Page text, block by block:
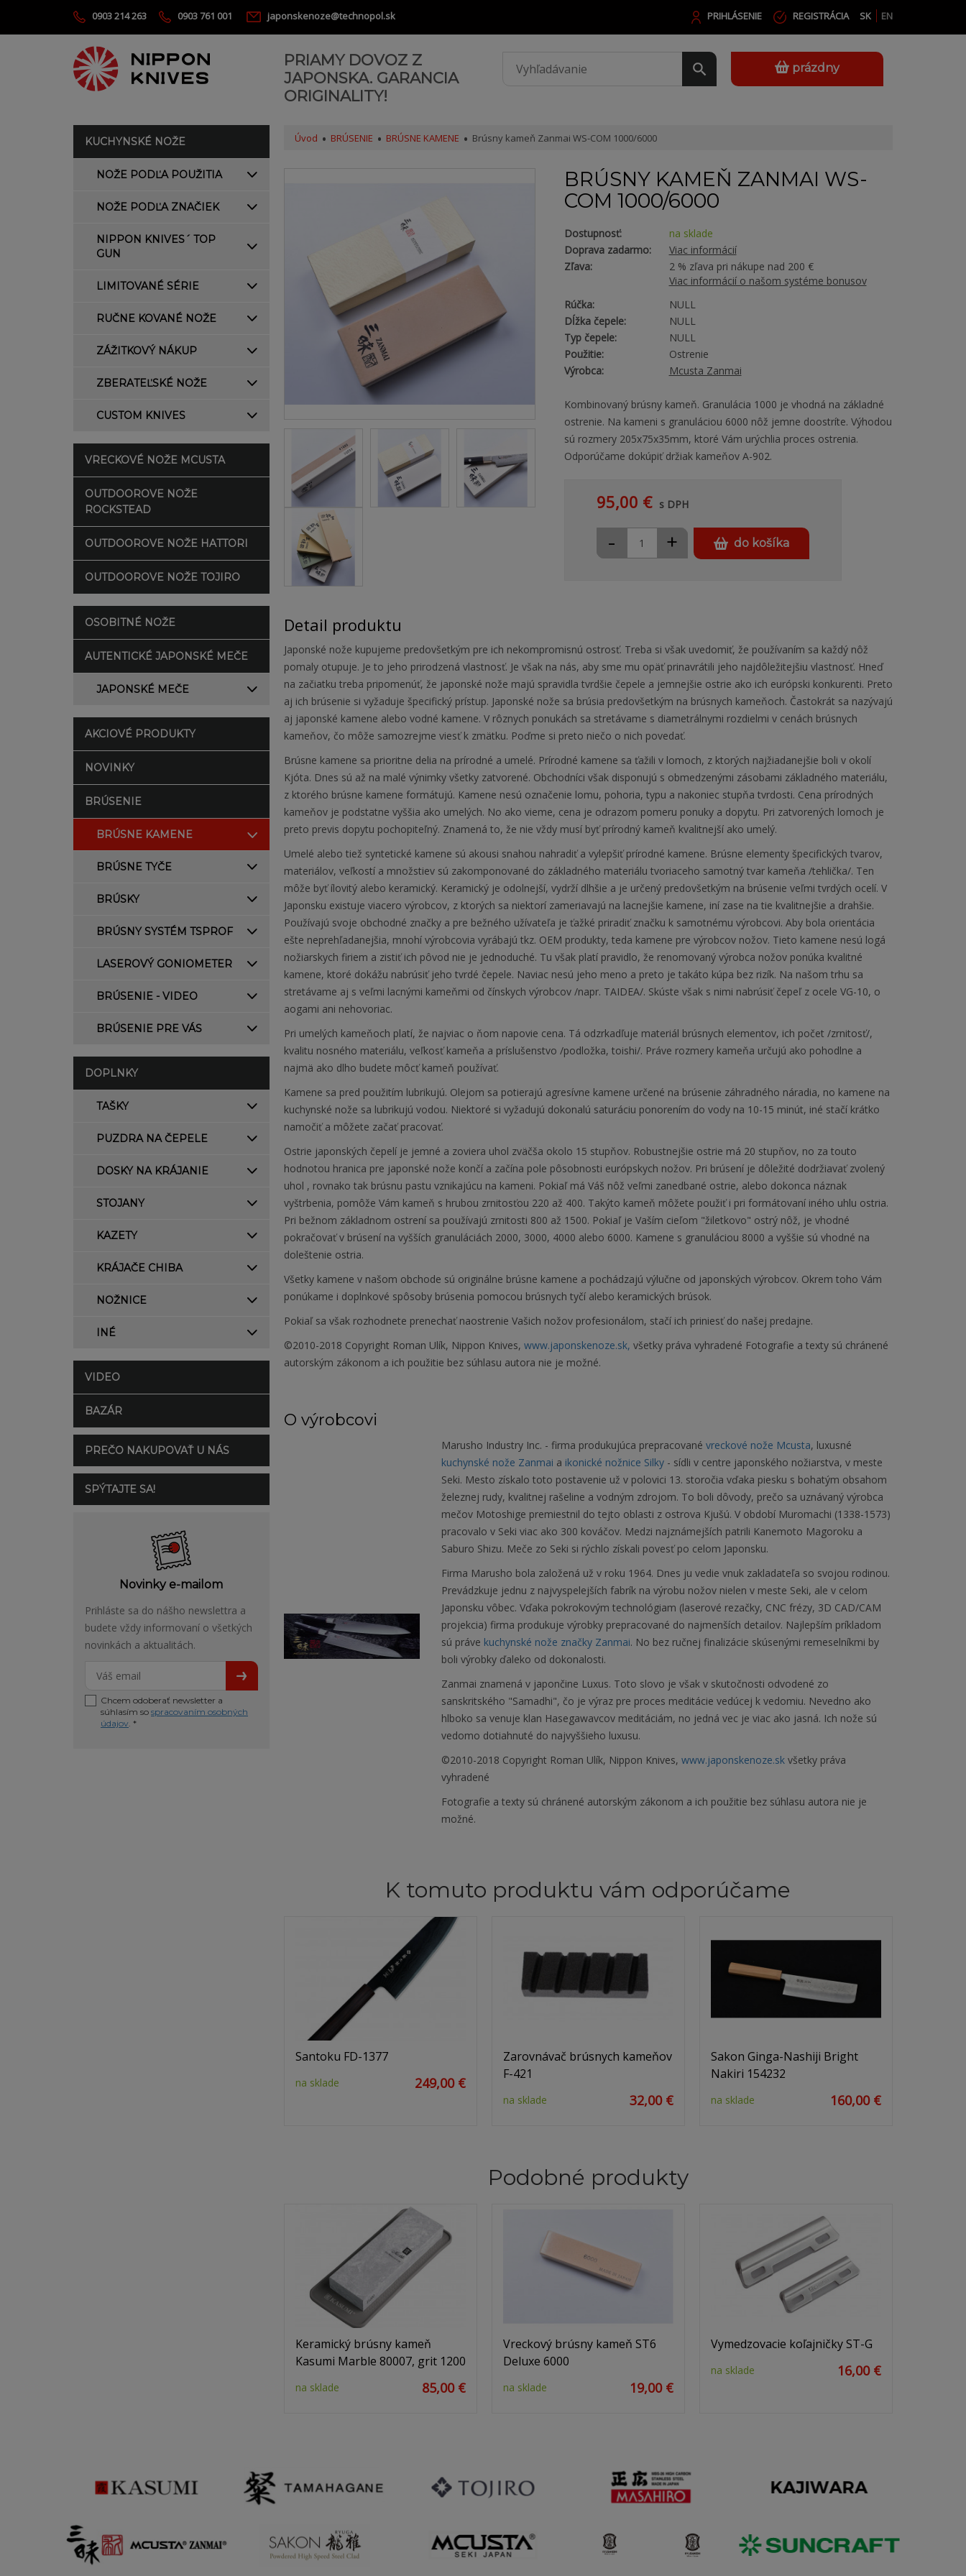
0903 214 263 0903 761 001 japonskenoze@technopol.sk SK EN
PRIHLÁSENIE REGISTRÁCIA
PRIAMY DOVOZ Z
JAPONSKA. GARANCIA
ORIGINALITY!
prázdny
KUCHYNSKÉ NOŽE
NOŽE PODĽA POUŽITIA
NOŽE PODĽA ZNAČIEK
NIPPON KNIVES´ TOP
GUN
LIMITOVANÉ SÉRIE
RUČNE KOVANÉ NOŽE
ZÁŽITKOVÝ NÁKUP
ZBERATEĽSKÉ NOŽE
CUSTOM KNIVES
VRECKOVÉ NOŽE MCUSTA
OUTDOOROVE NOŽE
ROCKSTEAD
OUTDOOROVE NOŽE HATTORI
OUTDOOROVE NOŽE TOJIRO
OSOBITNÉ NOŽE
AUTENTICKÉ JAPONSKÉ MEČE
JAPONSKÉ MEČE
AKCIOVÉ PRODUKTY
NOVINKY
BRÚSENIE
BRÚSNE KAMENE
BRÚSNE TYČE
BRÚSKY
BRÚSNY SYSTÉM TSPROF
LASEROVÝ GONIOMETER
BRÚSENIE - VIDEO
BRÚSENIE PRE VÁS
DOPLNKY
TAŠKY
PUZDRA NA ČEPELE
DOSKY NA KRÁJANIE
STOJANY
KAZETY
KRÁJAČE CHIBA
NOŽNICE
INÉ
VIDEO
BAZÁR
PREČO NAKUPOVAŤ U NÁS
SPÝTAJTE SA!
Novinky e-mailom
Prihláste sa do nášho newslettra a
budete vždy informovaní o všetkých
novinkách a aktualitách.
Chcem odoberať newsletter a
súhlasím so spracovaním osobných
údajov. *
Úvod BRÚSENIE BRÚSNE KAMENE Brúsny kameň Zanmai WS-COM 1000/6000
BRÚSNY KAMEŇ ZANMAI WS-
COM 1000/6000
Dostupnosť:
na sklade
Doprava zadarmo:
Viac informácií
Zľava:
2 % zľava pri nákupe nad 200 €
Viac informácií o našom systéme bonusov
Rúčka:
NULL
Dĺžka čepele:
NULL
Typ čepele:
NULL
Použitie:
Ostrenie
Výrobca:
Mcusta Zanmai
Kombinovaný brúsny kameň. Granulácia 1000 je vhodná na základné
ostrenie. Na kameni s granuláciou 6000 nôž jemne doostríte. Výhodou
sú rozmery 205x75x35mm, ktoré Vám urýchlia proces ostrenia.
Odporúčame dokúpiť držiak kameňov A-902.
95,00 € s DPH
+
- do košíka
Detail produktu
Japonské nože kupujeme predovšetkým pre ich nekompromisnú ostrosť. Treba si však uvedomiť, že používaním sa každý nôž
pomaly otupuje. Je to jeho prirodzená vlastnosť. Je však na nás, aby sme mu opäť prinavrátili jeho najdôležitejšiu vlastnosť. Hneď
na začiatku treba pripomenúť, že japonské nože majú spravidla tvrdšie čepele a jemnejšie ostrie ako ich európski konkurenti. Preto
aj ich brúsenie si vyžaduje špecifický prístup. Japonské nože sa brúsia predovšetkým na brúsnych kameňoch. Častokrát sa nazývajú
aj japonské kamene alebo vodné kamene. V rôznych ponukách sa stretávame s diametrálnymi rozdielmi v cenách brúsnych
kameňov, čo môže samozrejme viesť k zmätku. Poďme si preto niečo o nich povedať.
Brúsne kamene sa prioritne delia na prírodné a umelé. Prírodné kamene sa ťažili v lomoch, z ktorých najžiadanejšie boli v okolí
Kjóta. Dnes sú až na malé výnimky všetky zatvorené. Obchodníci však disponujú s obmedzenými zásobami základného materiálu,
z ktorého brúsne kamene formátujú. Kamene nesú označenie lomu, pohoria, typu a nakoniec stupňa tvrdosti. Cena prírodných
kameňov je podstatne vyššia ako umelých. No ako vieme, cena je odrazom pomeru ponuky a dopytu. Pri zatvorených lomoch je
preto previs dopytu pochopiteľný. Znamená to, že nie vždy musí byť prírodný kameň kvalitnejší ako umelý.
Umelé alebo tiež syntetické kamene sú akousi snahou nahradiť a vylepšiť prírodné kamene. Brúsne elementy špecifických tvarov,
materiálov, veľkostí a množstiev sú zakomponované do základného materiálu tvoriaceho samotný tvar kameňa /tehlička/. Ten
môže byť ílovitý alebo keramický. Keramický je odolnejší, vydrží dlhšie a je určený predovšetkým na brúsenie veľmi tvrdých ocelí. V
Japonsku existuje viacero výrobcov, z ktorých sa niektorí zameriavajú na lacnejšie kamene, iní zase na tie kvalitnejšie a drahšie.
Používajú svoje obchodné značky a pre bežného užívateľa je ťažké priradiť značku k samotnému výrobcovi. Aby bola orientácia
ešte neprehľadanejšia, mnohí výrobcovia vyrábajú tkz. OEM produkty, teda kamene pre výrobcov nožov. Tieto kamene nesú logá
nožiarskych firiem a zistiť ich pôvod nie je jednoduché. Tu však platí pravidlo, že renomovaný výrobca nožov ponúka kvalitné
kamene, ktoré dokážu nabrúsiť jeho tvrdé čepele. Naviac nesú jeho meno a preto je takáto kúpa bez rizík. Na našom trhu sa
stretávame aj s veľmi lacnými kameňmi od čínskych výrobcov /napr. TAIDEA/. Skúste však s nimi nabrúsiť čepeľ z ocele VG-10, o
aogami ani nehovoriac.
Pri umelých kameňoch platí, že najviac o ňom napovie cena. Tá odzrkadľuje materiál brúsnych elementov, ich počet /zrnitosť/,
kvalitu nosného materiálu, veľkosť kameňa a príslušenstvo /podložka, toishi/. Práve rozmery kameňa určujú ako pohodlne a
najmä ako dlho budete môcť kameň používať.
Kamene sa pred použitím lubrikujú. Olejom sa potierajú agresívne kamene určené na brúsenie záhradného náradia, no kamene na
kuchynské nože sa lubrikujú vodou. Niektoré si vyžadujú dokonalú saturáciu ponorením do vody na 10-15 minút, iné stačí krátko
namočiť a môžete začať pracovať.
Ostrie japonských čepelí je jemné a zoviera uhol zväčša okolo 15 stupňov. Robustnejšie ostrie má 20 stupňov, no za touto
hodnotou hranica pre japonské nože končí a začína pole pôsobnosti európskych nožov. Pri brúsení je dôležité dodržiavať zvolený
uhol , rovnako tak brúsnu pastu vznikajúcu na kameni. Pokiaľ má Váš nôž veľmi zanedbané ostrie, alebo dokonca náznak
vyštrbenia, pomôže Vám kameň s hrubou zrnitosťou 220 až 400. Takýto kameň môžete použiť i pri formátovaní iného uhlu ostria.
Pri bežnom základnom ostrení sa používajú zrnitosti 800 až 1500. Pokiaľ je Vaším cieľom "žiletkovo" ostrý nôž, je vhodné
pokračovať v brúsení na vyšších granuláciách 2000, 3000, 4000 alebo 6000. Kamene s granuláciou 8000 a vyššie sú vhodné na
doleštenie ostria.
Všetky kamene v našom obchode sú originálne brúsne kamene a pochádzajú výlučne od japonských výrobcov. Okrem toho Vám
ponúkame i doplnkové spôsoby brúsenia pomocou brúsnych tyčí alebo keramických brúsok.
Pokiaľ sa však rozhodnete prenechať naostrenie Vašich nožov profesionálom, stačí ich priniesť do našej predajne.
©2010-2018 Copyright Roman Ulík, Nippon Knives, www.japonskenoze.sk, všetky práva vyhradené Fotografie a texty sú chránené
autorským zákonom a ich použitie bez súhlasu autora nie je možné.
O výrobcovi
Marusho Industry Inc. - firma produkujúca prepracované vreckové nože Mcusta, luxusné
kuchynské nože Zanmai a ikonické nožnice Silky- sídli v centre japonského nožiarstva, v meste
Seki. Mesto získalo toto postavenie už v polovici 13. storočia vďaka piesku s bohatým obsahom
železnej rudy, kvalitnej rašeline a vodným zdrojom. To boli dôvody, prečo sa uznávaný výrobca
mečov Motoshige premiestnil do tejto oblasti z ostrova Kjušú. V období Muromachi (1338-1573)
pracovalo v Seki viac ako 300 kováčov. Medzi najznámejších patrili Kanemoto Magoroku a
Saburo Shizu. Meče zo Seki si rýchlo získali povesť po celom Japonsku.
Firma Marusho bola založená už v roku 1964. Dnes ju vedie vnuk zakladateľa so svojou rodinou.
Prevádzkuje jednu z najvyspelejších fabrík na výrobu nožov nielen v meste Seki, ale v celom
Japonsku vôbec. Vďaka pokrokovým technológiam (laserové rezačky, CNC frézy, 3D CAD/CAM
projekcia) firma produkuje výrobky prepracované do najmenších detailov. Najlepším príkladom
sú práve kuchynské nože značky Zanmai. No bez ručnej finalizácie skúsenými remeselníkmi by
boli výrobky ďaleko od dokonalosti.
Zanmai znamená v japončine Luxus. Toto slovo je však v skutočnosti odvodené zo
sanskritského "Samadhi", čo je výraz pre proces meditácie vedúcej k vedomiu. Nevedno ako
hlboko sa venuje klan Hasegawavcov meditáciám, no jedná vec je viac ako jasná. Ich nože sú
vedomo dotiahnuté do najvyššieho luxusu.
©2010-2018 Copyright Roman Ulík, Nippon Knives, www.japonskenoze.skvšetky práva
vyhradené
Fotografie a texty sú chránené autorským zákonom a ich použitie bez súhlasu autora nie je
možné.
K tomuto produktu vám odporúčame
Santoku FD-1377
na sklade 249,00 €
Zarovnávač brúsnych kameňov
F-421
na sklade 32,00 €
Sakon Ginga-Nashiji Bright
Nakiri 154232
na sklade 160,00 €
Podobné produkty
Keramický brúsny kameň
Kasumi Marble 80007, grit 1200
na sklade 85,00 €
Vreckový brúsny kameň ST6
Deluxe 6000
na sklade 19,00 €
Vymedzovacie koľajničky ST-G
na sklade 16,00 €